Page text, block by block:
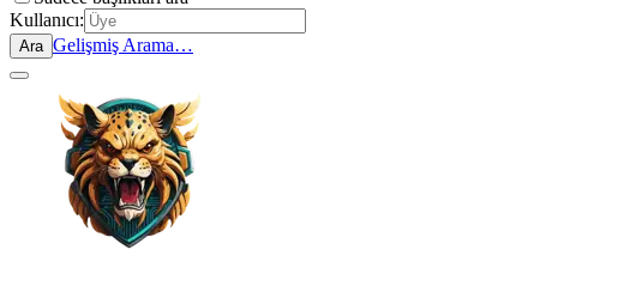
Kullanıcı:
Ara Gelişmiş Arama…